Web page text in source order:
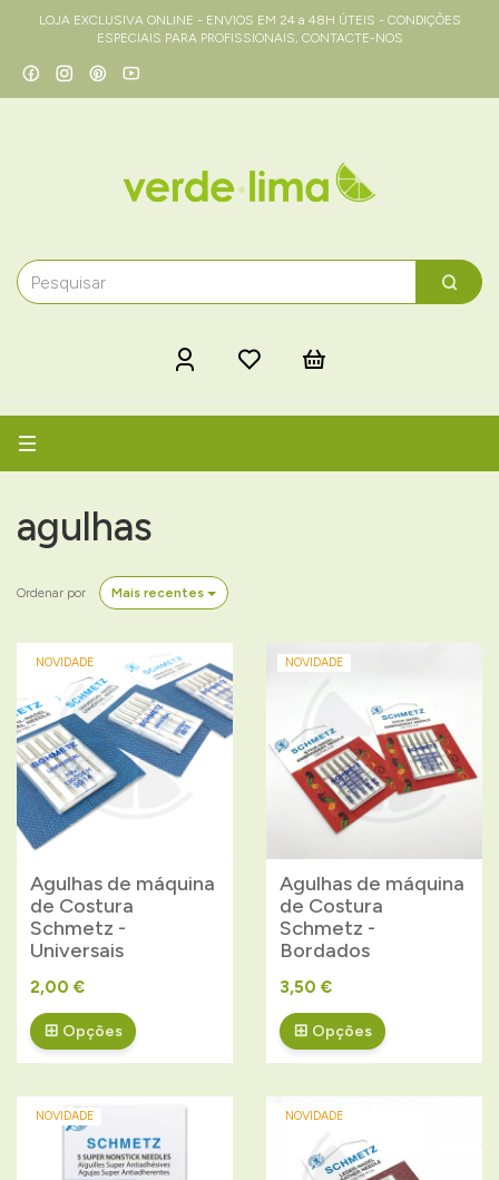
LOJA EXCLUSIVA ONLINE - ENVIOS EM 24 a 48H ÚTEIS - CONDIÇÕES
ESPECIAIS PARA PROFISSIONAIS, CONTACTE-NOS
Alternar
navegação
agulhas
Ordenar por Mais recentes
NOVIDADE
Agulhas de máquina
de Costura
Schmetz -
Universais
2,00 €
Opções
NOVIDADE
Agulhas de máquina
de Costura
Schmetz -
Bordados
3,50 €
Opções
NOVIDADE NOVIDADE